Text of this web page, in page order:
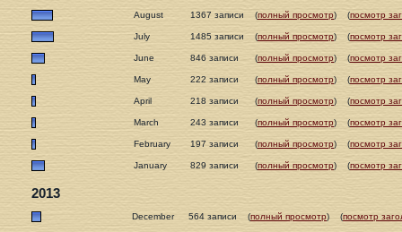
August 1367 записи (полный просмотр) (посмотр
July 1485 записи (полный просмотр) (посмотр
June 846 записи (полный просмотр) (посмотр
May 222 записи (полный просмотр) (посмотр
April 218 записи (полный просмотр) (посмотр
March 243 записи (полный просмотр) (посмотр
February 197 записи (полный просмотр) (посмотр
January 829 записи (полный просмотр) (посмотр
2013
December 564 записи (полный просмотр) (посмотр